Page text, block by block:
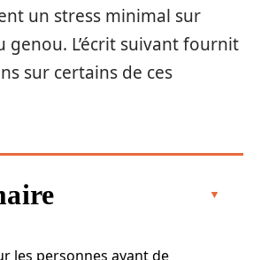
un stress minimal sur
genou. L’écrit suivant fournit
sur certains de ces
les personnes ayant de